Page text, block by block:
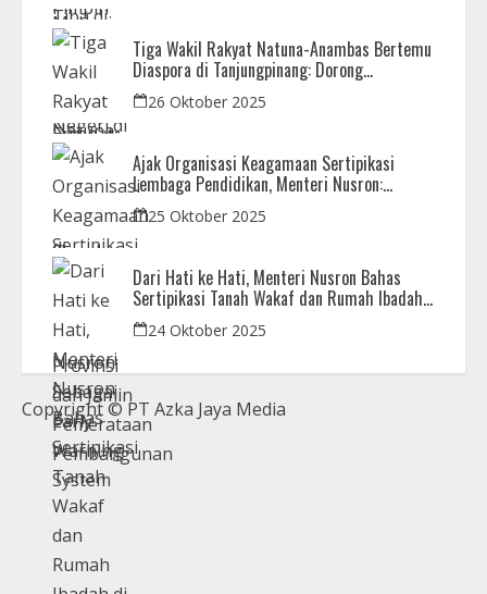
Tiga Wakil Rakyat Natuna-Anambas Bertemu
Diaspora di Tanjungpinang: Dorong
Pemekaran Provinsi dan Jamin Pemerataan
Pembangunan
26 Oktober 2025
Ajak Organisasi Keagamaan Sertipikasi
Lembaga Pendidikan, Menteri Nusron:
Sebagai Early Warning System
25 Oktober 2025
Dari Hati ke Hati, Menteri Nusron Bahas
Sertipikasi Tanah Wakaf dan Rumah Ibadah
di Kaltim
24 Oktober 2025
Copyright © PT Azka Jaya Media